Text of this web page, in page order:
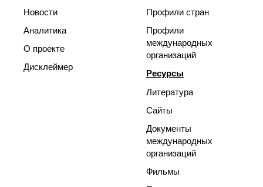
Новости
Аналитика
О проекте
Дисклеймер
Профили стран
Профили
международных
организаций
Ресурсы
Литература
Сайты
Документы
международных
организаций
Фильмы